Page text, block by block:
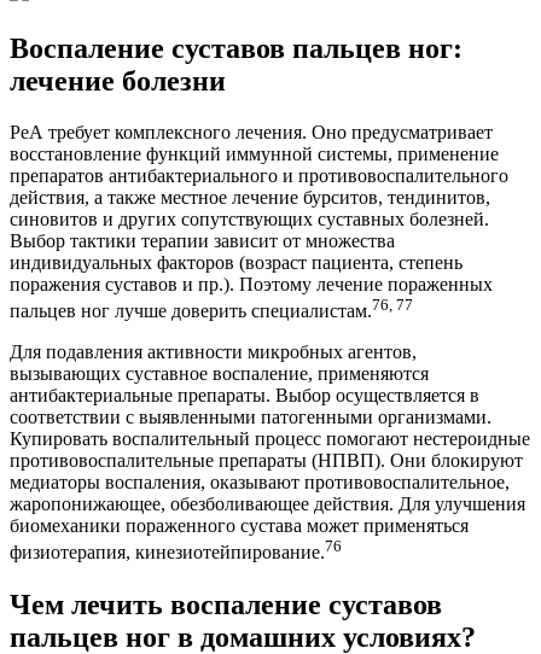
Воспаление суставов пальцев ног:
лечение болезни
РеА требует комплексного лечения. Оно предусматривает
восстановление функций иммунной системы, применение
препаратов антибактериального и противовоспалительного
действия, а также местное лечение бурситов, тендинитов,
синовитов и других сопутствующих суставных болезней.
Выбор тактики терапии зависит от множества
индивидуальных факторов (возраст пациента, степень
поражения суставов и пр.). Поэтому лечение пораженных
пальцев ног лучше доверить специалистам.76, 77
Для подавления активности микробных агентов,
вызывающих суставное воспаление, применяются
антибактериальные препараты. Выбор осуществляется в
соответствии с выявленными патогенными организмами.
Купировать воспалительный процесс помогают нестероидные
противовоспалительные препараты (НПВП). Они блокируют
медиаторы воспаления, оказывают противовоспалительное,
жаропонижающее, обезболивающее действия. Для улучшения
биомеханики пораженного сустава может применяться
физиотерапия, кинезиотейпирование.76
Чем лечить воспаление суставов
пальцев ног в домашних условиях?